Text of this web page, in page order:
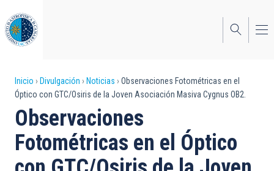
al
contenido
principal
Sobrescribir
enlaces
de
ayuda
Inicio Divulgación Noticias
Observaciones Fotométricas en el
Óptico con GTC/Osiris de la Joven Asociación Masiva Cygnus OB2.
Observaciones
Fotométricas en el Óptico